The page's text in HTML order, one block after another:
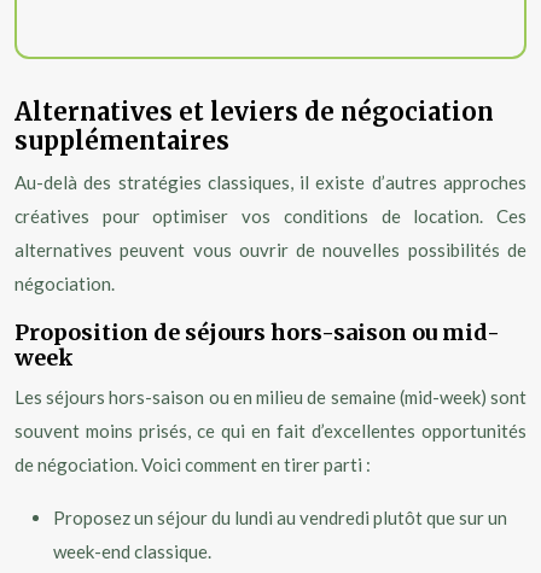
Alternatives et leviers de négociation
supplémentaires
Au-delà des stratégies classiques, il existe d’autres approches
créatives pour optimiser vos conditions de location. Ces
alternatives peuvent vous ouvrir de nouvelles possibilités de
négociation.
Proposition de séjours hors-saison ou mid-
week
Les séjours hors-saison ou en milieu de semaine (mid-week) sont
souvent moins prisés, ce qui en fait d’excellentes opportunités
de négociation. Voici comment en tirer parti :
Proposez un séjour du lundi au vendredi plutôt que sur un
week-end classique.